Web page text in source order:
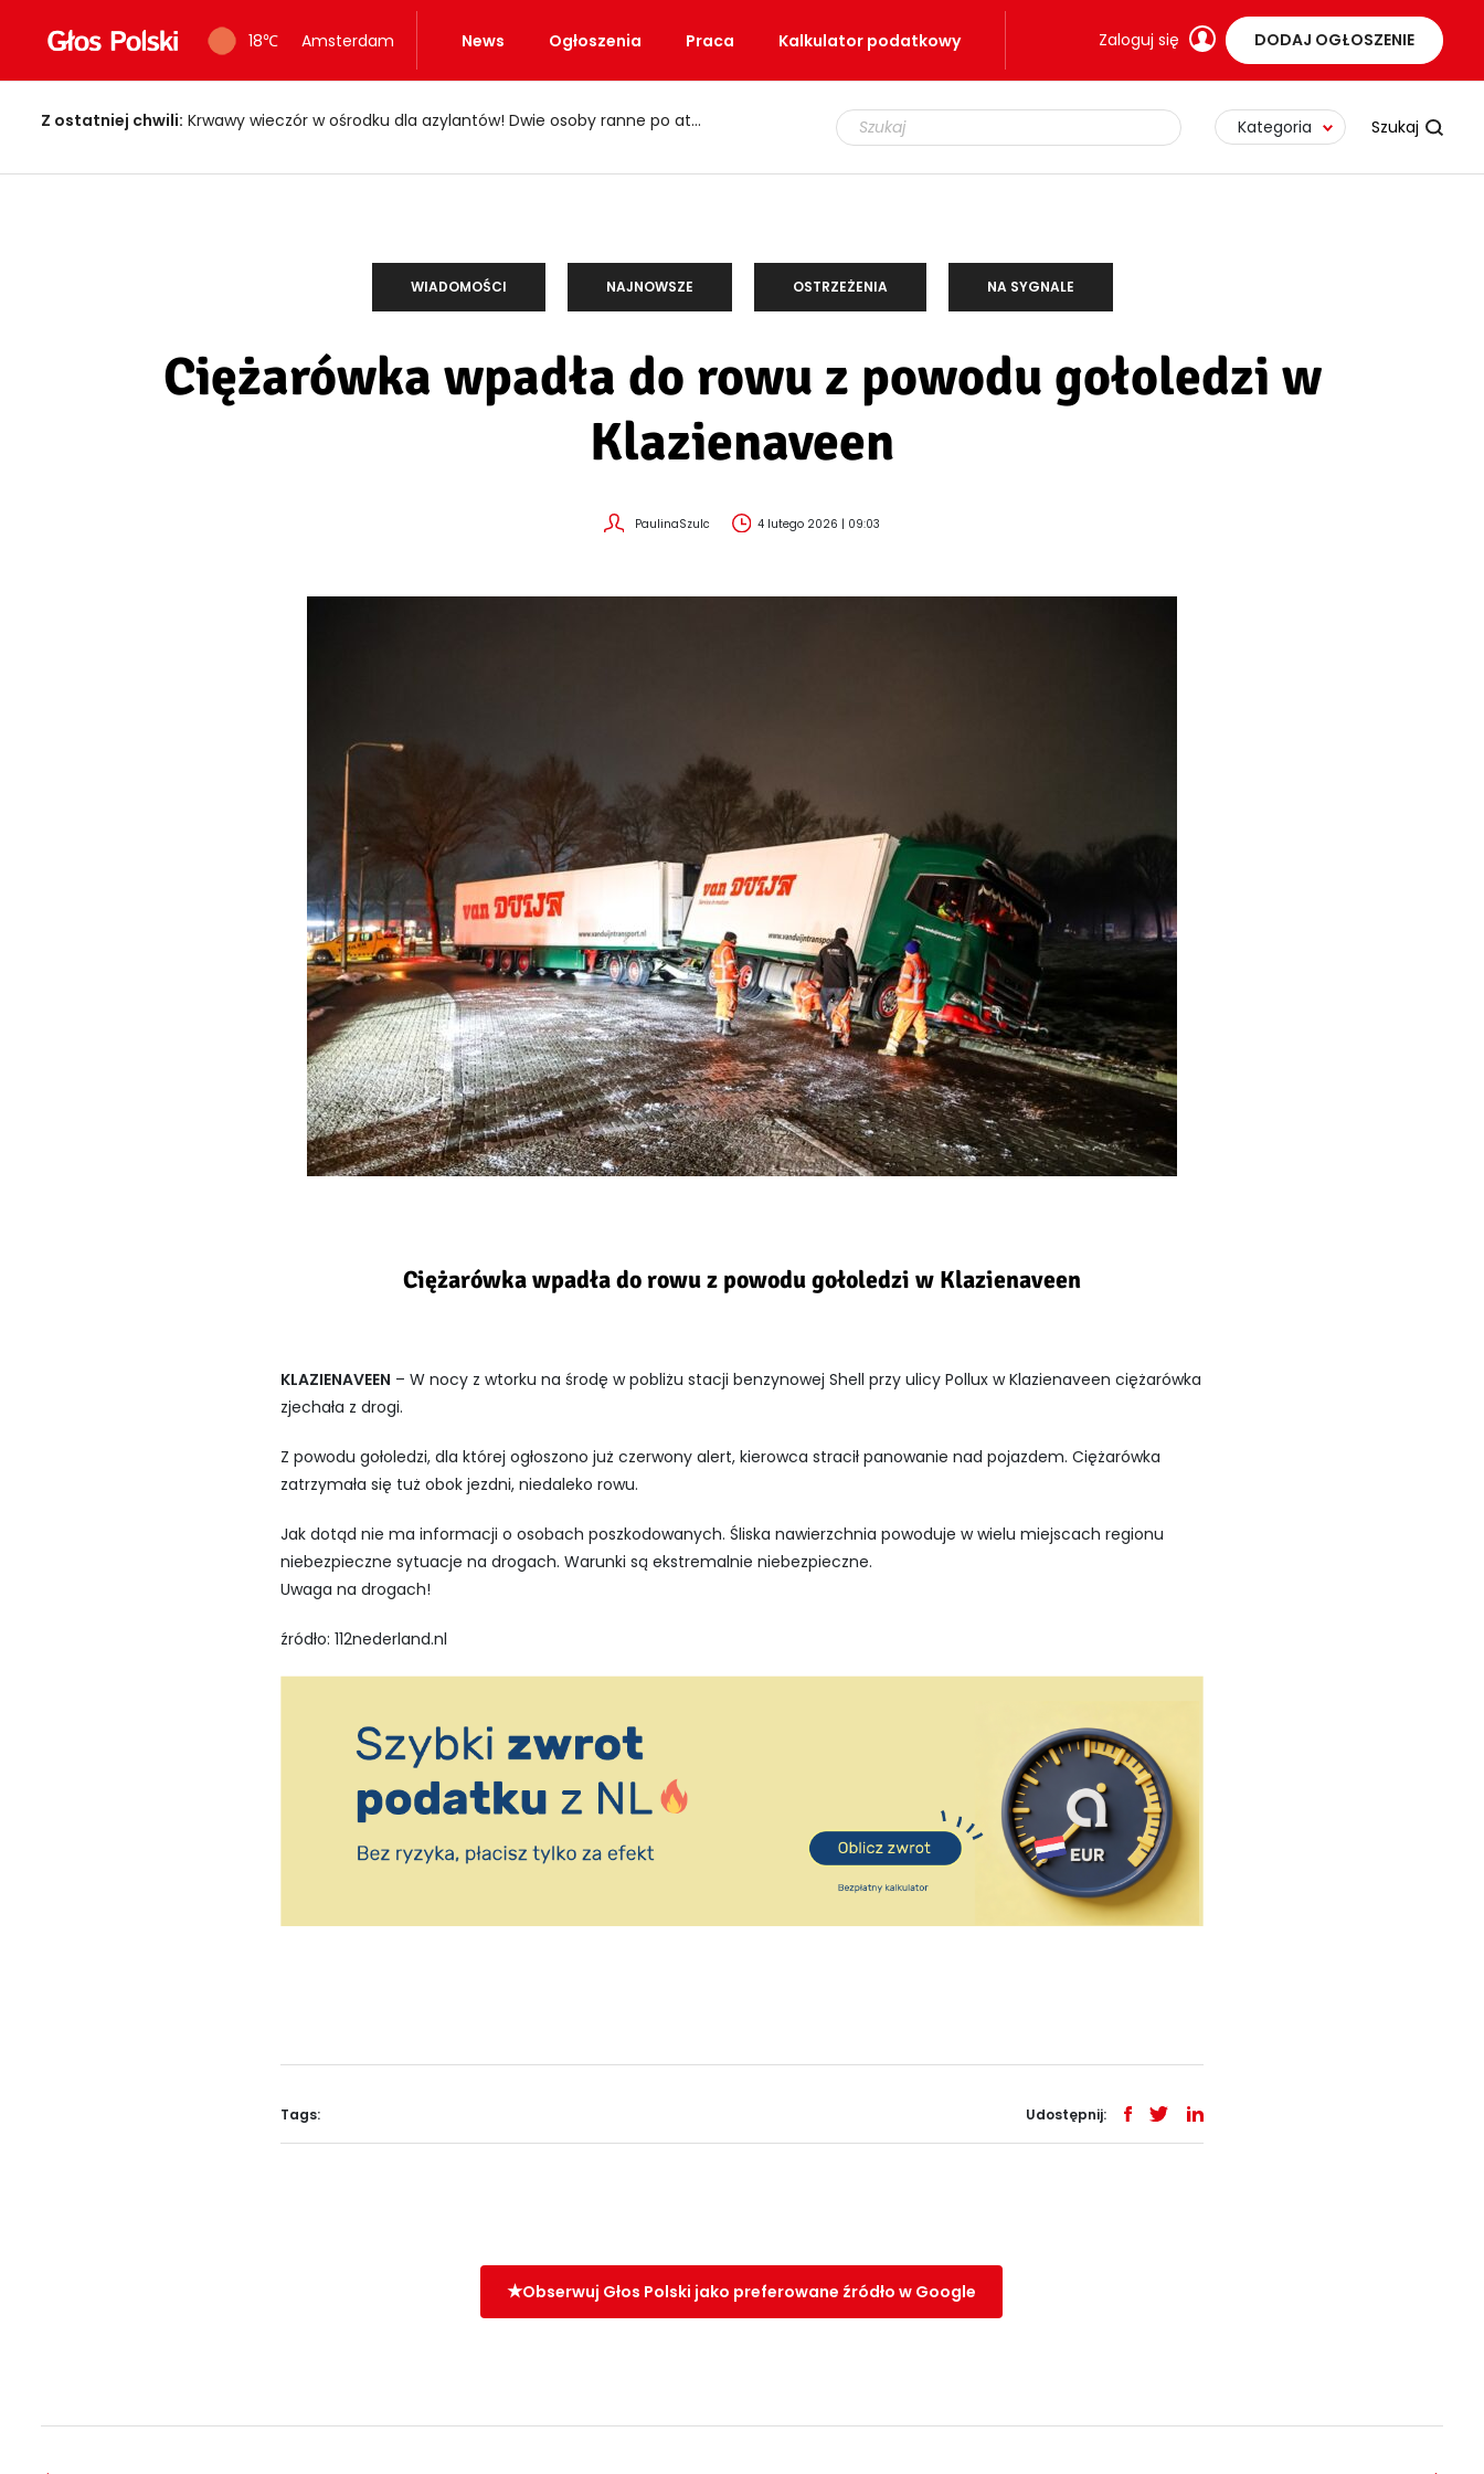
18℃ Amsterdam News Ogłoszenia Praca Kalkulator podatkowy Zaloguj się DODAJ OGŁOSZENIE
Z ostatniej chwili: Krwawy wieczór w ośrodku dla azylantów! Dwie osoby ranne po ataku nożem Kategoria
WIADOMOŚCI NAJNOWSZE OSTRZEŻENIA NA SYGNALE
Ciężarówka wpadła do rowu z powodu gołoledzi w
Klazienaveen
PaulinaSzulc 4 lutego 2026 | 09:03
Ciężarówka wpadła do rowu z powodu gołoledzi w Klazienaveen
KLAZIENAVEEN – W nocy z wtorku na środę w pobliżu stacji benzynowej Shell przy ulicy Pollux w Klazienaveen ciężarówka
zjechała z drogi.
Z powodu gołoledzi, dla której ogłoszono już czerwony alert, kierowca stracił panowanie nad pojazdem. Ciężarówka
zatrzymała się tuż obok jezdni, niedaleko rowu.
Jak dotąd nie ma informacji o osobach poszkodowanych. Śliska nawierzchnia powoduje w wielu miejscach regionu
niebezpieczne sytuacje na drogach. Warunki są ekstremalnie niebezpieczne.
Uwaga na drogach!
źródło: 112nederland.nl
Tags: Udostępnij:
Obserwuj Głos Polski jako preferowane źródło w Google